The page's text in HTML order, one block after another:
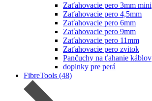
Zaťahovacie pero 3mm mini
Zaťahovacie pero 4,5mm
Zaťahovacie pero 6mm
Zaťahovacie pero 9mm
Zaťahovacie pero 11mm
Zaťahovacie pero zvitok
Pančuchy na ťahanie káblov
doplnky pre perá
FibreTools (48)